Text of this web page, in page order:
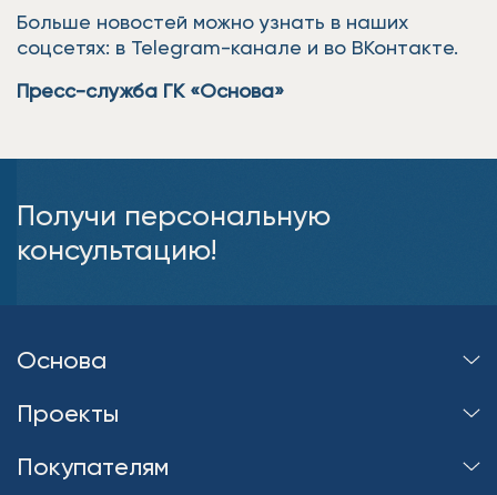
Больше новостей можно узнать в наших
соцсетях: в Telegram-канале и во ВКонтакте.
Пресс-служба ГК «Основа»
Получи персональную
консультацию!
Основа
Проекты
Покупателям